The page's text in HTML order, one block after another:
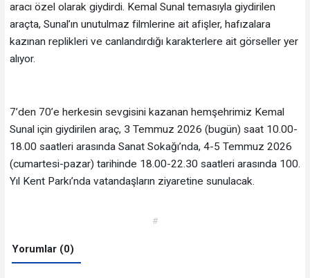
aracı özel olarak giydirdi. Kemal Sunal temasıyla giydirilen
araçta, Sunal’ın unutulmaz filmlerine ait afişler, hafızalara
kazınan replikleri ve canlandırdığı karakterlere ait görseller yer
alıyor.
7’den 70’e herkesin sevgisini kazanan hemşehrimiz Kemal
Sunal için giydirilen araç, 3 Temmuz 2026 (bugün) saat 10.00-
18.00 saatleri arasında Sanat Sokağı’nda, 4-5 Temmuz 2026
(cumartesi-pazar) tarihinde 18.00-22.30 saatleri arasında 100.
Yıl Kent Parkı’nda vatandaşların ziyaretine sunulacak.
#
Yorumlar (0)